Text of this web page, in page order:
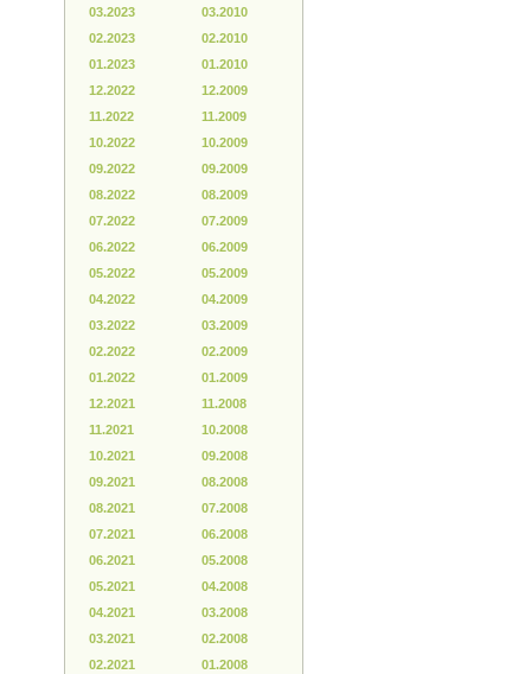
03.2023
02.2023
01.2023
12.2022
11.2022
10.2022
09.2022
08.2022
07.2022
06.2022
05.2022
04.2022
03.2022
02.2022
01.2022
12.2021
11.2021
10.2021
09.2021
08.2021
07.2021
06.2021
05.2021
04.2021
03.2021
02.2021
03.2010
02.2010
01.2010
12.2009
11.2009
10.2009
09.2009
08.2009
07.2009
06.2009
05.2009
04.2009
03.2009
02.2009
01.2009
11.2008
10.2008
09.2008
08.2008
07.2008
06.2008
05.2008
04.2008
03.2008
02.2008
01.2008